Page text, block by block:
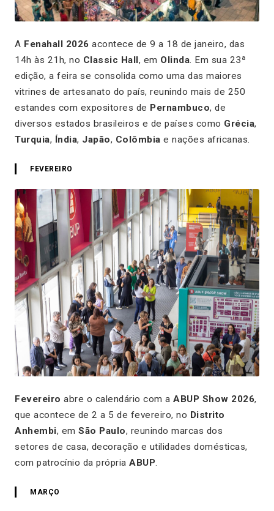
A Fenahall 2026 acontece de 9 a 18 de janeiro, das
14h às 21h, no Classic Hall, em Olinda . Em sua 23ª
edição, a feira se consolida como uma das maiores
vitrines de artesanato do país, reunindo mais de 250
estandes com expositores de Pernambuco, de
diversos estados brasileiros e de países como Grécia,
Turquia, Índia, Japão, Colômbia e nações africanas.
FEVEREIRO
Fevereiro abre o calendário com a ABUP Show 2026,
que acontece de 2 a 5 de fevereiro, no Distrito
Anhembi, em São Paulo, reunindo marcas dos
setores de casa, decoração e utilidades domésticas,
com patrocínio da própria ABUP.
MARÇO